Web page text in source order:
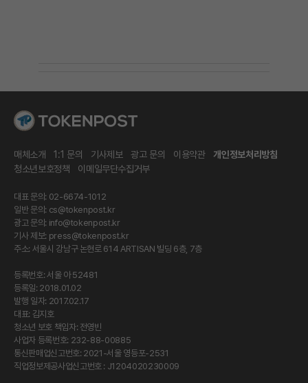
매체소개 1:1 문의 기사제보 광고 문의 이용약관
개인정보처리방침
청소년보호정책
이메일무단수집거부
대표 문의: 02-6674-1012
일반 문의: cs@tokenpost.kr
광고 문의: info@tokenpost.kr
기사 제보: press@tokenpost.kr
주소: 서울시 강남구 논현로 614 ARTISAN 빌딩 6층, 7층
등록번호: 서울 아 52481
등록일: 2018.01.02
발행 일자: 2017.02.17
대표: 김지호
청소년 보호 책임자: 전영빈
사업자 등록번호: 232-88-00885
통신판매업신고번호: 2021-서울 영등포-2531
직업정보제공사업신고번호 : J1204020230009